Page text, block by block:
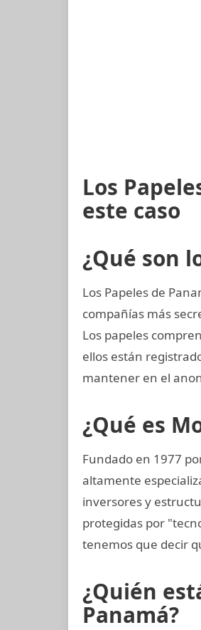
Los
este caso
¿Qué son
Los Papeles de
compañías más
Los papeles
ellos están
mantener en el
¿Qué es
Fundado en 1977
altamente
inversores y
protegidas por
tenemos que decir
¿Quién
Panamá?